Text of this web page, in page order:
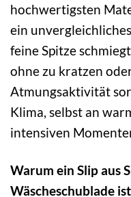
hochwertigsten
ein
feine Spitze
ohne zu kratzen
Atmungsaktivität
Klima, selbst an
intensiven
Warum ein Slip aus
Wäscheschublade ist